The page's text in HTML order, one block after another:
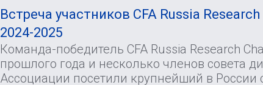
Встреча участников CFA Russia
2024-2025
Команда-победитель CFA Russia Research
прошлого года и несколько членов совета
Ассоциации посетили крупнейший в России